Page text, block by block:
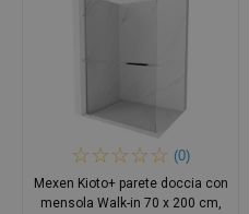
(0)
Mexen Kioto+ parete doccia con
mensola Walk-in 70 x 200 cm,